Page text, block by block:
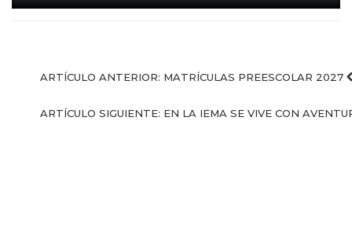
ARTÍCULO ANTERIOR: MATRÍCULAS PREESCOLAR 2027
ARTÍCULO SIGUIENTE: EN LA IEMA SE VIVE CON